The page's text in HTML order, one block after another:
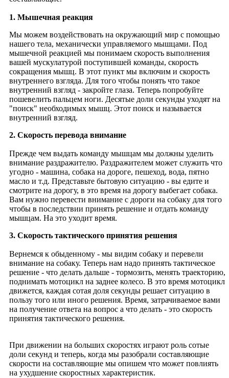
1. Мышечная реакция
Мы можем воздействовать на окружающий мир с помощью
нашего тела, механически управляемого мышцами. Под
мышечной реакцией мы понимаем скорость выполнения
вашей мускулатурой поступившей команды, скорость
сокращения мышц. В этот пункт мы включим и скорость
внутреннего взгляда. Для того чтобы понять что такое
внутренний взгляд - закройте глаза. Теперь попробуйте
пошевелить пальцем ноги. Десятые доли секунды уходят на
"поиск" необходимых мышц. Этот поиск и называется
внутренний взгляд.
2. Скорость перевода внимание
Прежде чем выдать команду мышцам мы должны уделить
внимание раздражителю. Раздражителем может служить что
угодно - машина, собака на дороге, пешеход, вода, пятно
масло и т.д. Представьте бытовую ситуацию - вы едите и
смотрите на дорогу, в это время на дорогу выбегает собака.
Вам нужно перевести внимание с дороги на собаку для того
чтобы в последствии принять решение и отдать команду
мышцам. На это уходит время.
3. Скорость тактического принятия решения
Вернемся к обыденному - мы видим собаку и перевели
внимание на собаку. Теперь нам надо принять тактическое
решение - что делать дальше - тормозить, менять траекторию,
поднимать мотоцикл на заднее колесо. В это время мотоцикл
движется, каждая сотая доля секунды решает ситуацию в
пользу того или иного решения. Время, затрачиваемое вами
на получение ответа на вопрос а что делать - это скорость
принятия тактического решения.
При движении на больших скоростях играют роль сотые
доли секунд и теперь, когда мы разобрали составляющие
скорости на составляющие мы опишем что может повлиять
на ухудшение скоростных характеристик.